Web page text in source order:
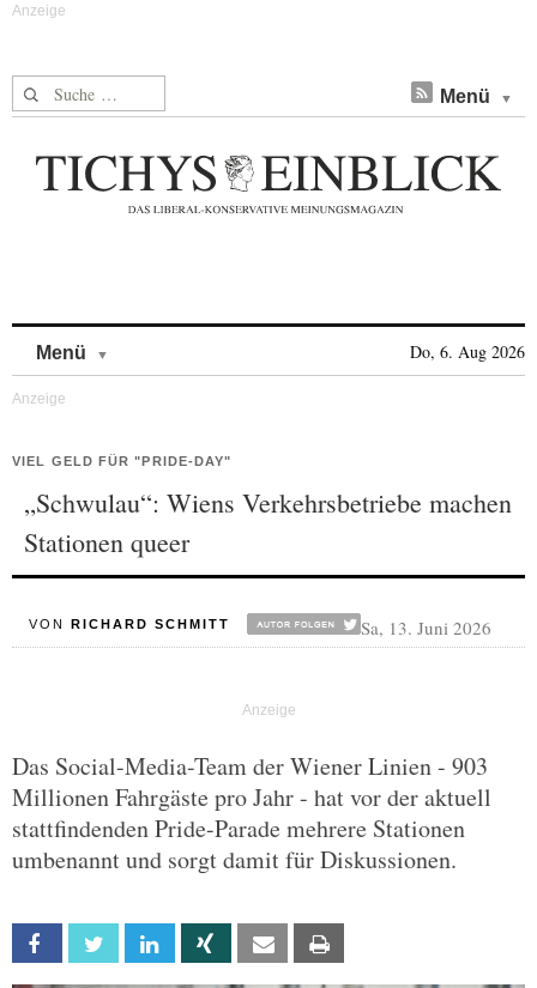
Suche nach: Menü
Menü Do, 6. Aug 2026
VIEL GELD FÜR "PRIDE-DAY"
„Schwulau“: Wiens Verkehrsbetriebe machen
Stationen queer
VON RICHARD SCHMITT Sa, 13. Juni 2026
Das Social-Media-Team der Wiener Linien - 903
Millionen Fahrgäste pro Jahr - hat vor der aktuell
stattfindenden Pride-Parade mehrere Stationen
umbenannt und sorgt damit für Diskussionen.
Facebook Twitter Linkedin Xing Email